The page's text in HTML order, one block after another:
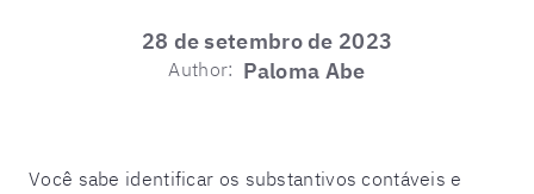
28 de setembro de 2023
Author: Paloma Abe
Você sabe identificar os substantivos contáveis e